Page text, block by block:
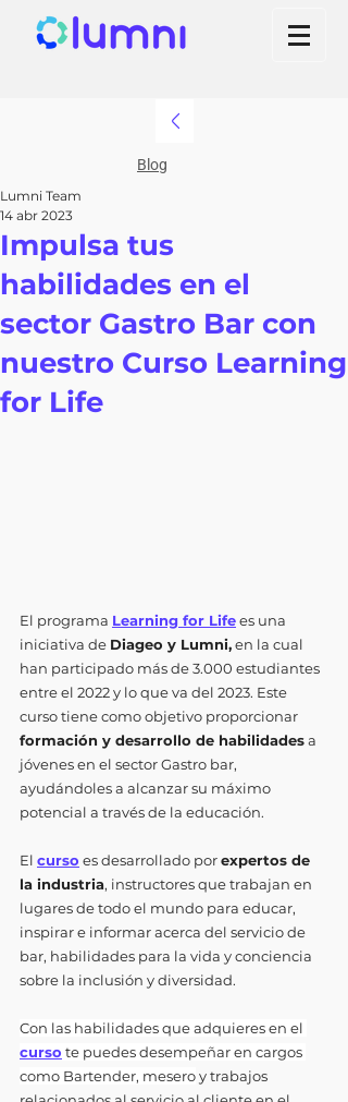
Blog
Impulsa tus
habilidades en el
sector Gastro Bar con
nuestro Curso Learning
for Life
Lumni Team
14 abr 2023
El programa Learning for Life es una
iniciativa de Diageo y Lumni, en la cual
han participado más de 3.000 estudiantes
entre el 2022 y lo que va del 2023. Este
curso tiene como objetivo proporcionar
formación y desarrollo de habilidades a
jóvenes en el sector Gastro bar,
ayudándoles a alcanzar su máximo
potencial a través de la educación.
El curso es desarrollado por expertos de
la industria, instructores que trabajan en
lugares de todo el mundo para educar,
inspirar e informar acerca del servicio de
bar, habilidades para la vida y conciencia
sobre la inclusión y diversidad.
Con las habilidades que adquieres en el
curso te puedes desempeñar en cargos
como Bartender, mesero y trabajos